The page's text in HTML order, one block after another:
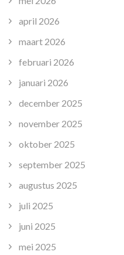
april 2026
maart 2026
februari 2026
januari 2026
december 2025
november 2025
oktober 2025
september 2025
augustus 2025
juli 2025
juni 2025
mei 2025